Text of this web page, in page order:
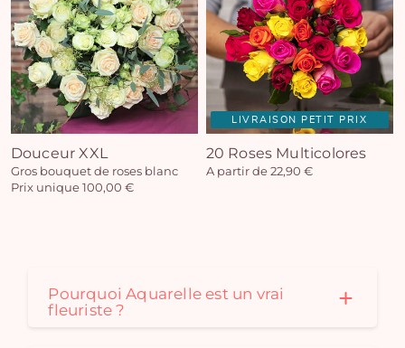
Douceur XXL
Gros bouquet de roses blanc
Prix unique 100,00 €
LIVRAISON PETIT PRIX
20 Roses Multicolores
A partir de 22,90 €
Pourquoi Aquarelle est un vrai
fleuriste ?